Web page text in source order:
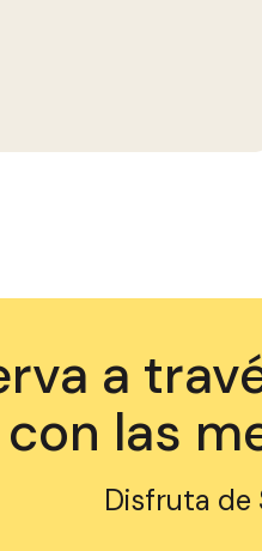
a
con las
Disfruta de